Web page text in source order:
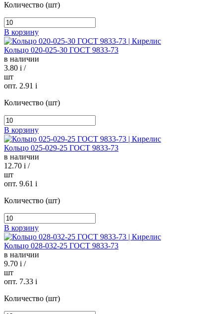
Количество (шт)
В корзину
Кольцо 020-025-30 ГОСТ 9833-73
в наличии
3.80 i /
шт
опт. 2.91 i
Количество (шт)
В корзину
Кольцо 025-029-25 ГОСТ 9833-73
в наличии
12.70 i /
шт
опт. 9.61 i
Количество (шт)
В корзину
Кольцо 028-032-25 ГОСТ 9833-73
в наличии
9.70 i /
шт
опт. 7.33 i
Количество (шт)